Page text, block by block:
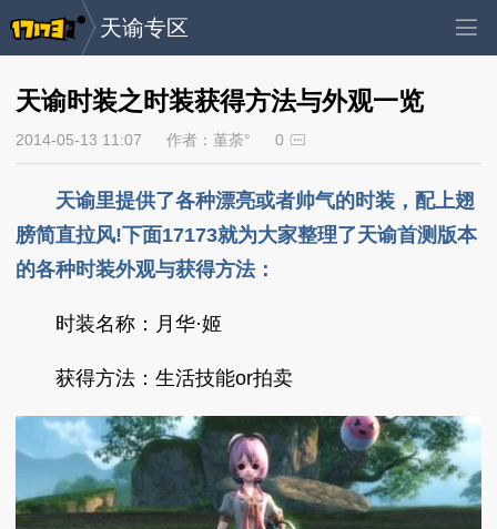
天谕专区
天谕时装之时装获得方法与外观一览
2014-05-13 11:07 作者：堇荼° 0
天谕里提供了各种漂亮或者帅气的时装，配上翅
膀简直拉风!下面17173就为大家整理了天谕首测版本
的各种时装外观与获得方法：
时装名称：月华·姬
获得方法：生活技能or拍卖